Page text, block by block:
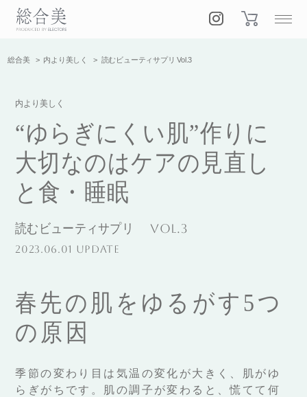
総合美 内より美しく 読むビューティサプリ Vol.3
内より美しく
“ゆらぎにくい肌”作りに
大切なのはケアの見直し
と食・睡眠
読むビューティサプリ Vol.3
2023.06.01 UPDATE
春先の肌をゆるがす5つ
の原因
季節の変わり目は気温の変化が大きく、肌がゆ
らぎがちです。肌の調子が変わると、慌てて何